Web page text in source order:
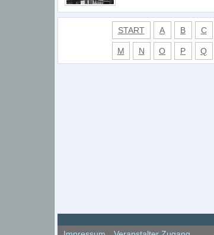
START A B C
M N O P Q